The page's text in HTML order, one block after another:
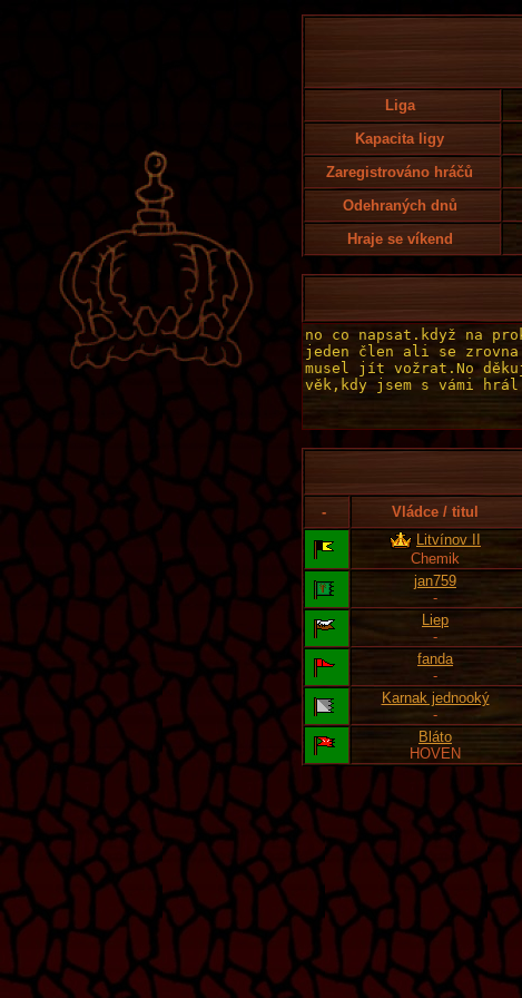
Liga
Kapacita ligy
Zaregistrováno hráčů
Odehraných dnů
Hraje se víkend
- Vládce / titul
Litvínov II
Chemik
jan759
-
Liep
-
fanda
-
Karnak jednooký
-
Bláto
HOVEN